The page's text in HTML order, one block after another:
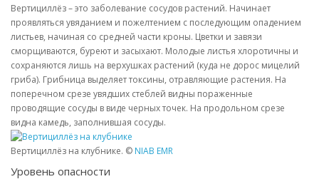
Вертициллёз – это заболевание сосудов растений. Начинает
проявляться увяданием и пожелтением с последующим опадением
листьев, начиная со средней части кроны. Цветки и завязи
сморщиваются, буреют и засыхают. Молодые листья хлоротичны и
сохраняются лишь на верхушках растений (куда не дорос мицелий
гриба). Грибница выделяет токсины, отравляющие растения. На
поперечном срезе увядших стеблей видны пораженные
проводящие сосуды в виде черных точек. На продольном срезе
видна камедь, заполнившая сосуды.
Вертициллёз на клубнике. © NIAB EMR
Уровень опасности